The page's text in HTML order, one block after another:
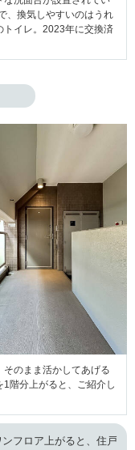
、換気しやすいのはうれ
トイレ。2023年に交換済
のまま活かしてあげる
階分上がると、ご紹介し
フロア上がると、住戸